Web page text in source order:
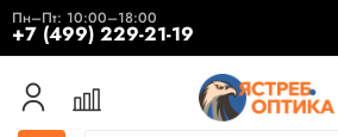
Пн–Пт: 10:00–18:00
+7 (499) 229-21-19